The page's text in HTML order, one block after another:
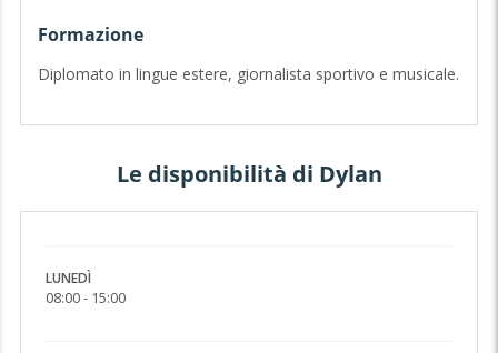
affrontare ogni tematica. Vi aspetto. Dylan
Formazione
Diplomato in lingue estere, giornalista sportivo e musicale.
Le disponibilità di Dylan
LUNEDÌ
08:00 - 15:00